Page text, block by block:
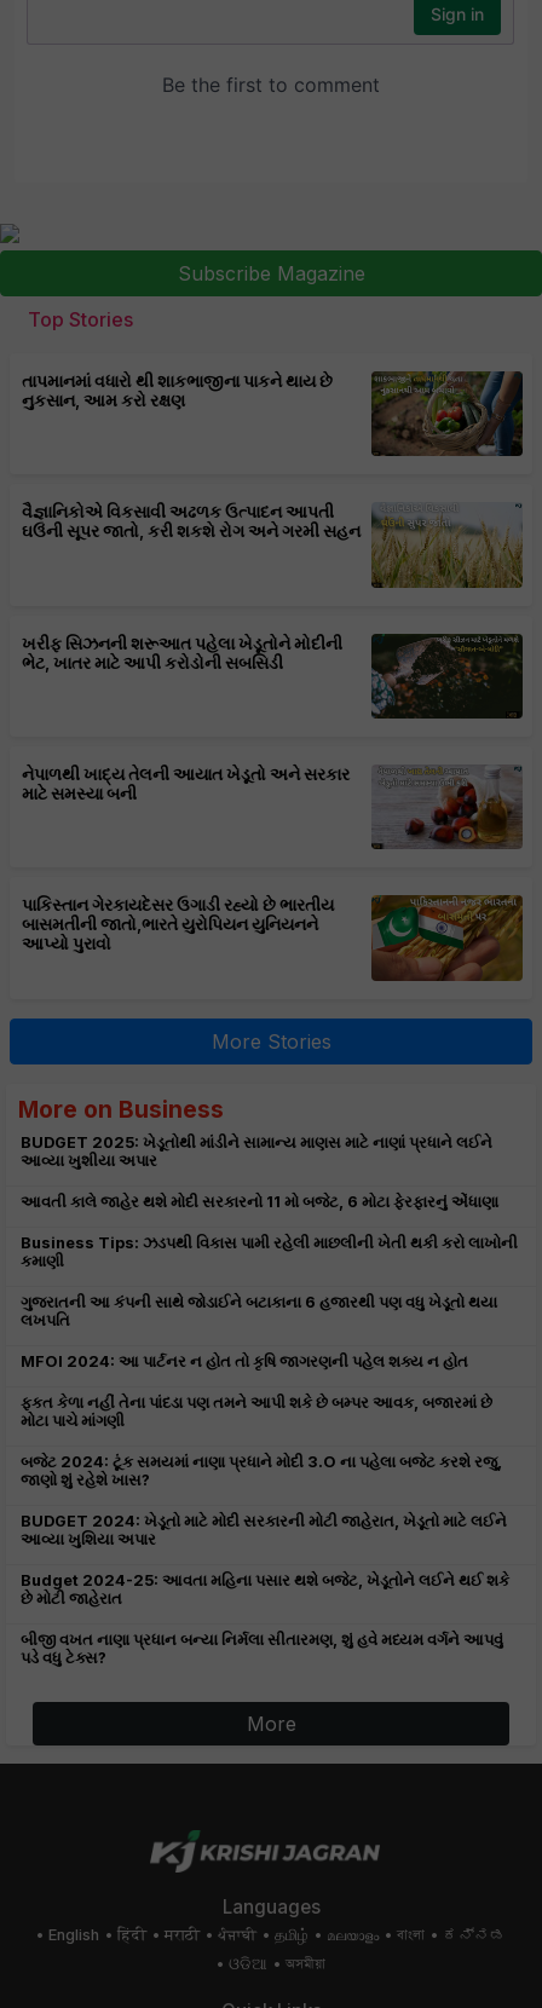
Subscribe Magazine
Top Stories
તાપમાનમાં વધારો થી શાકભાજીના પાકને થાય છે
નુકસાન, આમ કરો રક્ષણ
વૈજ્ઞાનિકોએ વિકસાવી અઢળક ઉત્પાદન આપતી
ઘઉંની સૂપર જાતો, કરી શકશે રોગ અને ગરમી સહન
ખરીફ સિઝનની શરૂઆત પહેલા ખેડૂતોને મોદીની
ભેટ, ખાતર માટે આપી કરોડોની સબસિડી
નેપાળથી ખાદ્ય તેલની આયાત ખેડૂતો અને સરકાર
માટે સમસ્યા બની
પાકિસ્તાન ગેરકાયદેસર ઉગાડી રહ્યો છે ભારતીય
બાસમતીની જાતો,ભારતે યુરોપિયન યુનિયનને
આપ્યો પુરાવો
More Stories
More on Business
BUDGET 2025: ખેડૂતોથી માંડીને સામાન્ય માણસ માટે નાણાં પ્રધાને લઈને
આવ્યા ખુશીયા અપાર
આવતી કાલે જાહેર થશે મોદી સરકારનો 11 મો બજેટ, 6 મોટા ફેરફારનું એંધાણા
Business Tips: ઝડપથી વિકાસ પામી રહેલી માછલીની ખેતી થકી કરો લાખોની
કમાણી
ગુજરાતની આ કંપની સાથે જોડાઈને બટાકાના 6 હજારથી પણ વધુ ખેડૂતો થયા
લખપતિ
MFOI 2024: આ પાર્ટનર ન હોત તો કૃષિ જાગરણની પહેલ શક્ય ન હોત
ફ્કત કેળા નહીં તેના પાંદડા પણ તમને આપી શકે છે બમ્પર આવક, બજારમાં છે
મોટા પાચે માંગણી
બજેટ 2024: ટૂંક સમયમાં નાણા પ્રધાને મોદી 3.O ના પહેલા બજેટ કરશે રજુ,
જાણો શું રહેશે ખાસ?
BUDGET 2024: ખેડૂતો માટે મોદી સરકારની મોટી જાહેરાત, ખેડૂતો માટે લઈને
આવ્યા ખુશિયા અપાર
Budget 2024-25: આવતા મહિના પસાર થશે બજેટ, ખેડૂતોને લઈને થઈ શકે
છે મોટી જાહેરાત
બીજી વખત નાણા પ્રધાન બન્યા નિર્મલા સીતારમણ, શું હવે મધ્યમ વર્ગને આપવું
પડે વધુ ટેક્સ?
More
Languages
English हिंदी मराठी ਪੰਜਾਬੀ தமிழ் മലയാളം বাংলা
ಕನ್ನಡ
ଓଡିଆ
অসমীয়া